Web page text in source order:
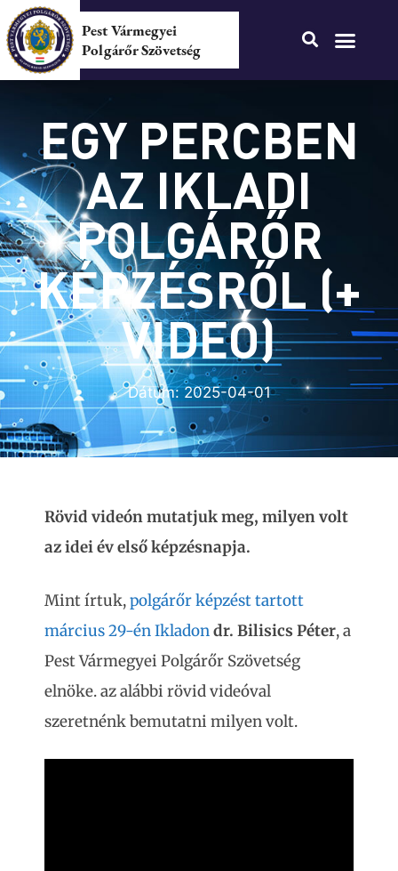
Pest Vármegyei
Polgárőr Szövetség
EGY PERCBEN
AZ IKLADI
POLGÁRŐR
KÉPZÉSRŐL (+
VIDEÓ)
Dátum:2025-04-01
Rövid videón mutatjuk meg, milyen volt
az idei év első képzésnapja.
Mint írtuk,polgárőr képzést tartott
március 29-én Ikladondr. Bilisics Péter, a
Pest Vármegyei Polgárőr Szövetség
elnöke. az alábbi rövid videóval
szeretnénk bemutatni milyen volt.